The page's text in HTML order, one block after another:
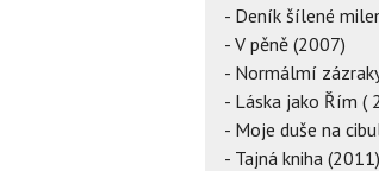
- Deník šílené
- V pěně (2007)
- Normálmí
- Láska jako Řím (
- Moje duše na
- Tajná kniha (2011)